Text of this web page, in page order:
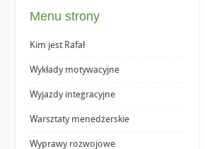
Menu strony
Kim jest Rafał
Wykłady motywacyjne
Wyjazdy integracyjne
Warsztaty menedżerskie
Wyprawy rozwojowe